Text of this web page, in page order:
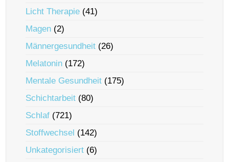
Licht Therapie (41)
Magen (2)
Männergesundheit (26)
Melatonin (172)
Mentale Gesundheit (175)
Schichtarbeit (80)
Schlaf (721)
Stoffwechsel (142)
Unkategorisiert (6)